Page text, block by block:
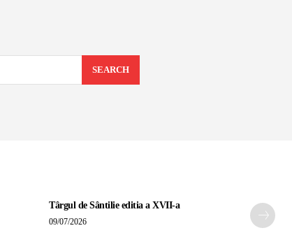
SEARCH
Târgul de Sântilie editia a XVII-a
09/07/2026